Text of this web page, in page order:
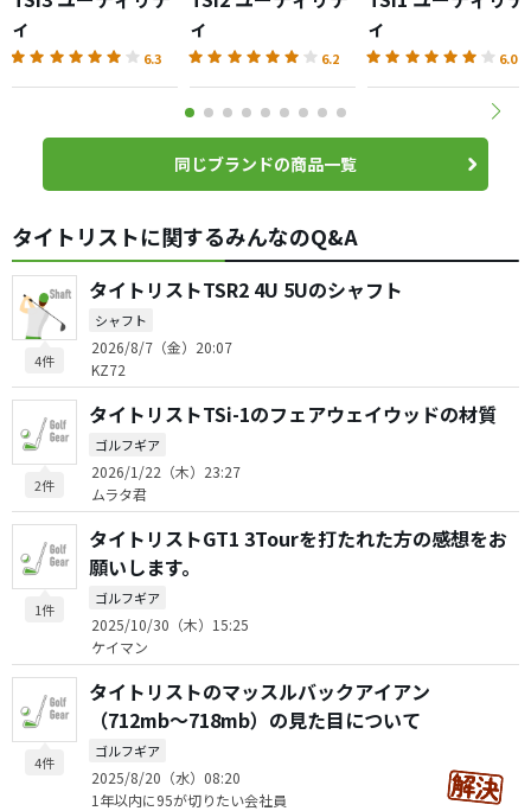
ィ
6.3
ィ
6.2
ィ
6.0
同じブランドの商品一覧
タイトリストに関するみんなのQ&A
4件
タイトリストTSR2 4U 5Uのシャフト
シャフト
2026/8/7（金）20:07
KZ72
2件
タイトリストTSi-1のフェアウェイウッドの材質
ゴルフギア
2026/1/22（木）23:27
ムラタ君
1件
タイトリストGT1 3Tourを打たれた方の感想をお
願いします。
ゴルフギア
2025/10/30（木）15:25
ケイマン
4件
タイトリストのマッスルバックアイアン
（712mb〜718mb）の見た目について
ゴルフギア
2025/8/20（水）08:20
1年以内に95が切りたい会社員